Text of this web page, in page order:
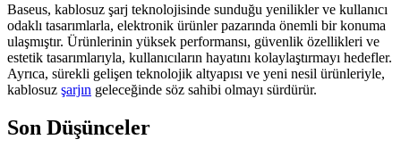
Baseus, kablosuz şarj teknolojisinde sunduğu yenilikler ve kullanıcı
odaklı tasarımlarla, elektronik ürünler pazarında önemli bir konuma
ulaşmıştır. Ürünlerinin yüksek performansı, güvenlik özellikleri ve
estetik tasarımlarıyla, kullanıcıların hayatını kolaylaştırmayı hedefler.
Ayrıca, sürekli gelişen teknolojik altyapısı ve yeni nesil ürünleriyle,
kablosuz şarjın geleceğinde söz sahibi olmayı sürdürür.
Son Düşünceler